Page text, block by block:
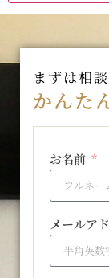
まずは相
かんた
お名前
メールア